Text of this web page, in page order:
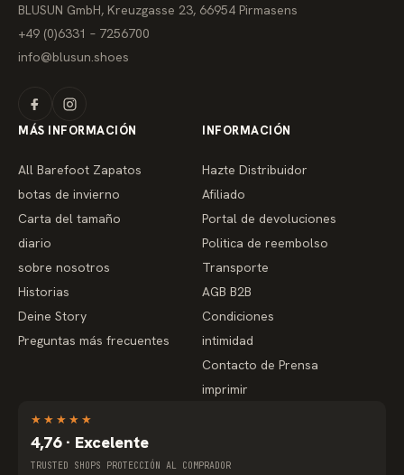
BLUSUN GmbH, Kreuzgasse 23, 66954 Pirmasens
+49 (0)6331 – 7256700
info@blusun.shoes
MÁS INFORMACIÓN
All Barefoot Zapatos
botas de invierno
Carta del tamaño
diario
sobre nosotros
Historias
Deine Story
Preguntas más frecuentes
INFORMACIÓN
Hazte Distribuidor
Afiliado
Portal de devoluciones
Politica de reembolso
Transporte
AGB B2B
Condiciones
intimidad
Contacto de Prensa
imprimir
★ ★ ★ ★ ★
4,76 · Excelente
TRUSTED SHOPS PROTECCIÓN AL COMPRADOR